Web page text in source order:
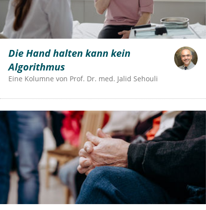
Die Hand halten kann kein
Algorithmus
Eine Kolumne von Prof. Dr. med. Jalid Sehouli